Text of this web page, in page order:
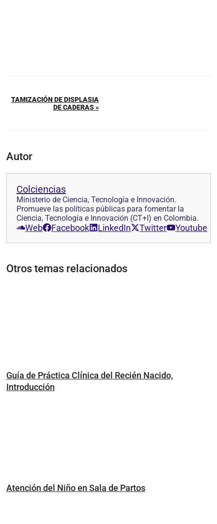
TAMIZACIÓN DE DISPLASIA
DE CADERAS »
Autor
Colciencias
Ministerio de Ciencia, Tecnología e Innovación.
Promueve las políticas públicas para fomentar la
Ciencia, Tecnología e Innovación (CT+I) en Colombia.
Web Facebook LinkedIn Twitter Youtube
Otros temas relacionados
Guía de Práctica Clínica del Recién Nacido,
Introducción
Atención del Niño en Sala de Partos